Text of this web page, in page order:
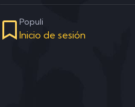
Populi
Inicio de sesión